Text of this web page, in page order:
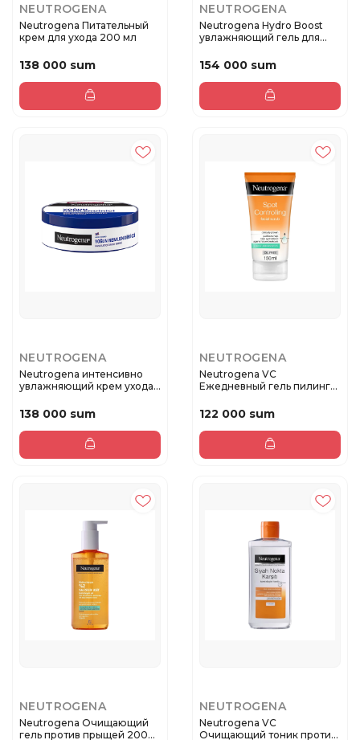
NEUTROGENA
Neutrogena Питательный
крем для ухода 200 мл
138 000 sum
NEUTROGENA
Neutrogena Hydro Boost
увлажняющий гель для
154 000 sum
NEUTROGENA
Neutrogena интенсивно
увлажняющий крем уходa
138 000 sum
NEUTROGENA
Neutrogena VC
Ежедневный гель пилинг
122 000 sum
NEUTROGENA
Neutrogena Oчищающий
гель против прыщей 200
NEUTROGENA
Neutrogena VC
Очищающий тоник против